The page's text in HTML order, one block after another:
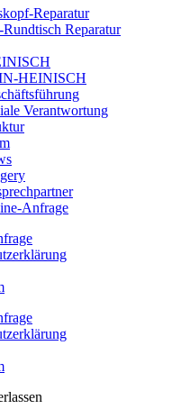
Reparatur
Reparatur
HEINISCH
Verantwortung
Anfrage